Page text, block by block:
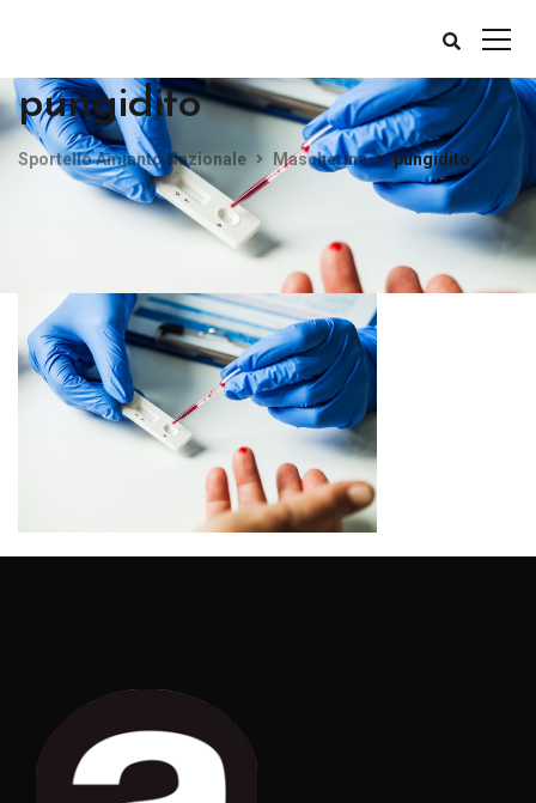
pungidito
Sportello Amianto Nazionale Mascherine pungidito